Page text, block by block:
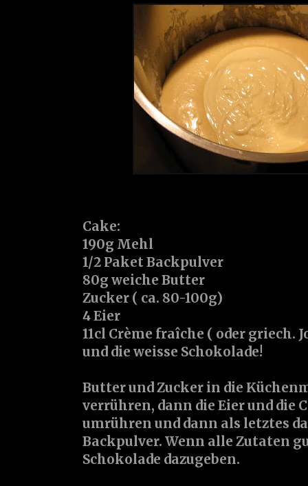
Cake:
190g Mehl
1/2 Paket Backpulver
80g weiche Butter
Zucker ( ca. 80-100g)
4 Eier
11cl Crème fraîche ( oder griech.
und die weisse Schokolade!
Butter und Zucker in die
verrühren, dann die Eier und die
umrühren und dann als letztes
Backpulver. Wenn alle Zutaten
Schokolade dazugeben.